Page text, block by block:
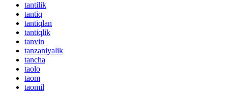
tantilik
tantiq
tantiqlan
tantiqlik
tanvin
tanzaniyalik
tancha
taolo
taom
taomil